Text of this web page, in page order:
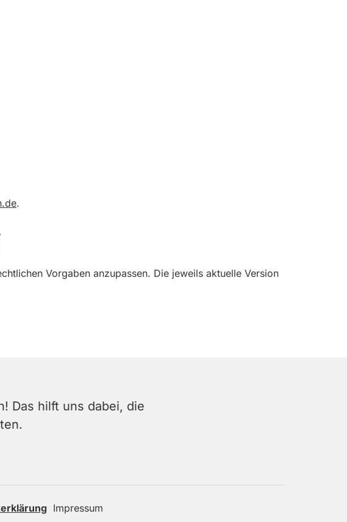
.
Vorgaben anzupassen. Die jeweils aktuelle Version
Das hilft uns dabei, die
Impressum